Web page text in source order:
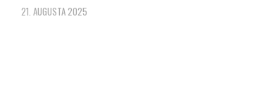
21. AUGUSTA 2025